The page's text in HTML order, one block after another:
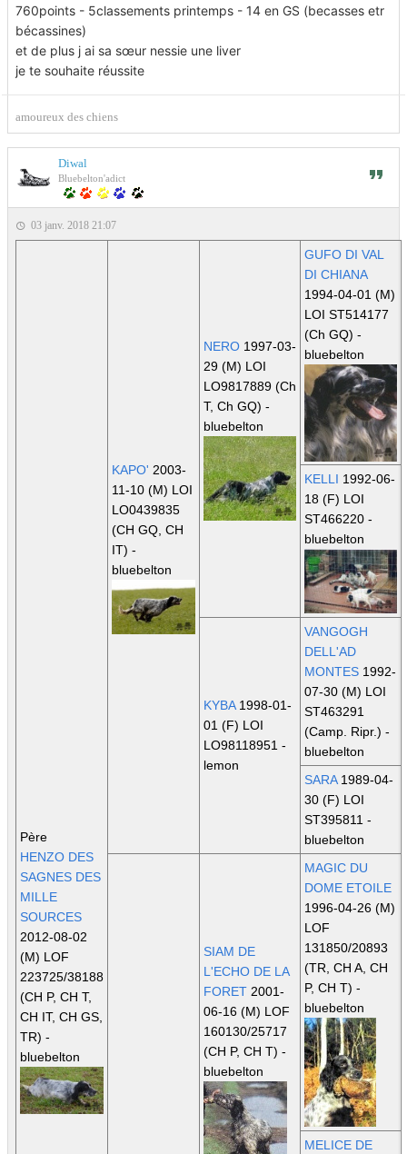
760points - 5classements printemps - 14 en GS (becasses etr
bécassines)
et de plus j ai sa sœur nessie une liver
je te souhaite réussite
amoureux des chiens
Diwal
Bluebelton'adict
03 janv. 2018 21:07
Père
HENZO DES
SAGNES DES
MILLE
SOURCES
2012-08-02
(M) LOF
223725/38188
(CH P, CH T,
CH IT, CH GS,
TR) -
bluebelton
KAPO' 2003-
11-10 (M) LOI
LO0439835
(CH GQ, CH
IT) -
bluebelton
NERO 1997-03-
29 (M) LOI
LO9817889 (Ch
T, Ch GQ) -
bluebelton
GUFO DI VAL
DI CHIANA
1994-04-01 (M)
LOI ST514177
(Ch GQ) -
bluebelton
KELLI 1992-06-
18 (F) LOI
ST466220 -
bluebelton
KYBA1998-01-
01 (F) LOI
LO98118951 -
lemon
VANGOGH
DELL'AD
MONTES 1992-
07-30 (M) LOI
ST463291
(Camp. Ripr.) -
bluebelton
SARA1989-04-
30 (F) LOI
ST395811 -
bluebelton
SIAM DE
L'ECHO DE LA
FORET 2001-
06-16 (M) LOF
160130/25717
(CH P, CH T) -
bluebelton
MAGIC DU
DOME ETOILE
1996-04-26 (M)
LOF
131850/20893
(TR, CH A, CH
P, CH T) -
bluebelton
MELICE DE